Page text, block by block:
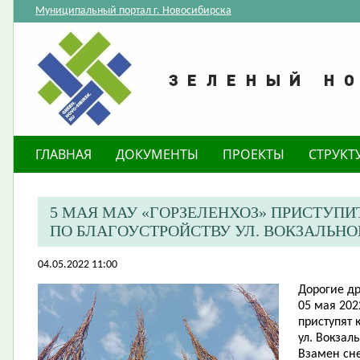
Муниципальный портал г. Новосибирска
ГЛАВНАЯ ДОКУМЕНТЫ ПРОЕКТЫ
5 МАЯ МАУ «ГОРЗЕЛЕНХОЗ»
ПО БЛАГОУСТРОЙСТВУ УЛ.
04.05.2022 11:00
Дорогие
05 мая
приступят
ул.
Взамен